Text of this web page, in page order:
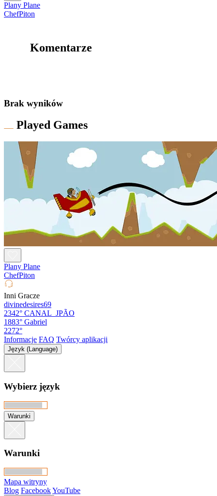
Plany Plane
ChefPiton
Komentarze
Brak wyników
Played Games
Plany Plane
ChefPiton
Inni Gracze
divinedesires69
2342° CANAL_JPÃO
1883° Gabriel
2272°
Informacje FAQ Twórcy aplikacji
Język (Language)
Wybierz język
Warunki
Warunki
Mapa witryny
Blog FacebookYouTube